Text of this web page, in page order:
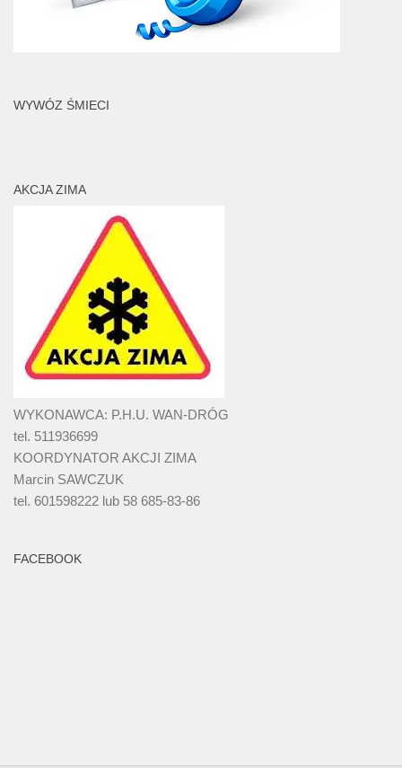
WYWÓZ ŚMIECI
AKCJA ZIMA
WYKONAWCA: P.H.U. WAN-DRÓG
tel. 511936699
KOORDYNATOR AKCJI ZIMA
Marcin SAWCZUK
tel. 601598222 lub 58 685-83-86
FACEBOOK